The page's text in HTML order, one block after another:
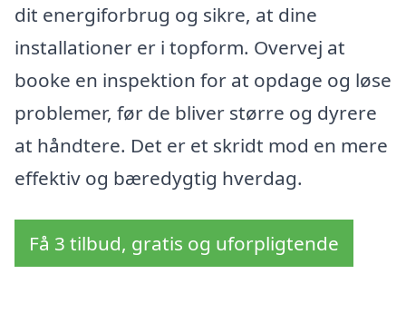
dit energiforbrug og sikre, at dine
installationer er i topform. Overvej at
booke en inspektion for at opdage og løse
problemer, før de bliver større og dyrere
at håndtere. Det er et skridt mod en mere
effektiv og bæredygtig hverdag.
Få 3 tilbud, gratis og uforpligtende